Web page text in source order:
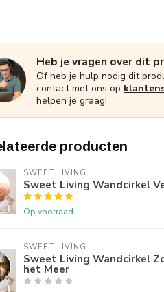
Heb je vragen over dit
Of heb je hulp nodig dit
contact met ons op
helpen je graag!
producten
SWEET LIVING
Sweet Living Wandcirkel
Op voorraad
SWEET LIVING
Sweet Living Wandcirkel
het Meer